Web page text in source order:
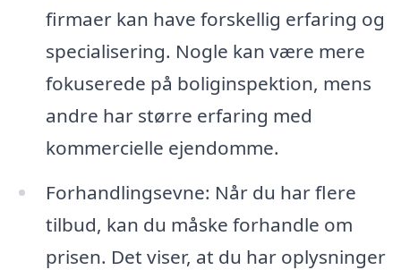
firmaer kan have forskellig erfaring og
specialisering. Nogle kan være mere
fokuserede på boliginspektion, mens
andre har større erfaring med
kommercielle ejendomme.
Forhandlingsevne: Når du har flere
tilbud, kan du måske forhandle om
prisen. Det viser, at du har oplysninger